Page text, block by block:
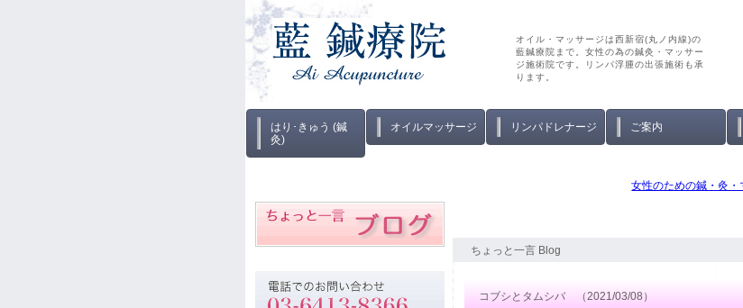
オイル・マッサージは西新宿(丸ノ内線)の
藍鍼療院まで。女性の為の鍼灸・マッサー
ジ施術院です。リンパ浮腫の出張施術も承
ります。
はり･きゅう (鍼
灸)
オイルマッサージ リンパドレナージ ご案内
女性のための鍼・灸・
ちょっと一言 Blog
コブシとタムシバ （2021/03/08）